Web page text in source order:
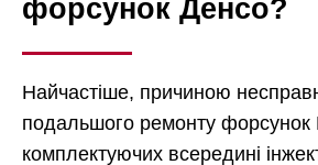
форсунок Денсо?
Найчастіше, причиною
подальшого ремонту форсунок
комплектуючих всередині